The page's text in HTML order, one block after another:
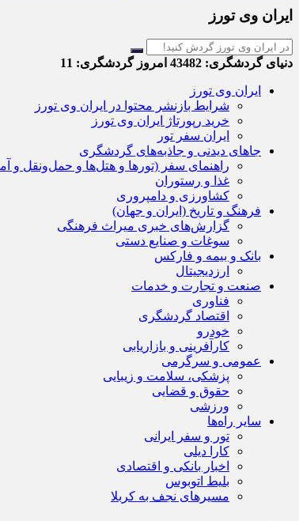
ایران وی تورز
دنیای گردشگری: امروز گردشگری:
ایران وی تورز
شرایط بازنشر محتوا در ایران وی تورز
خرید رپورتاژ ایران وی تورز
ایران سفر تور
جاهای دیدنی و جاذبه‌های گردشگری
راهنمای سفر (تورها و هتل‌ها و حمل‌و‌نقل و
غذا و رستوران
کشاورزی و دامپروری
فرهنگ و تاریخ (ایران و جهان)
گزارش‌های خبری میراث فرهنگی
سوغات و صنایع دستی
بانک و بیمه و فارکس
ارزدیجیتال
صنعت و تجارت و خدمات
فناوری
اقتصاد گردشگری
خودرو
کارآفرینی و بازاریابی
عمومی و سرگرمی
پزشکی، سلامت و زیبایی
حقوق و قضایی
ورزشی
سایر راه‌ها
تور و سفر ایرانی
کارا دیلی
اخبار بانکی و اقتصادی
بلیط اتوبوس
مسیرهای نجف به کربلا